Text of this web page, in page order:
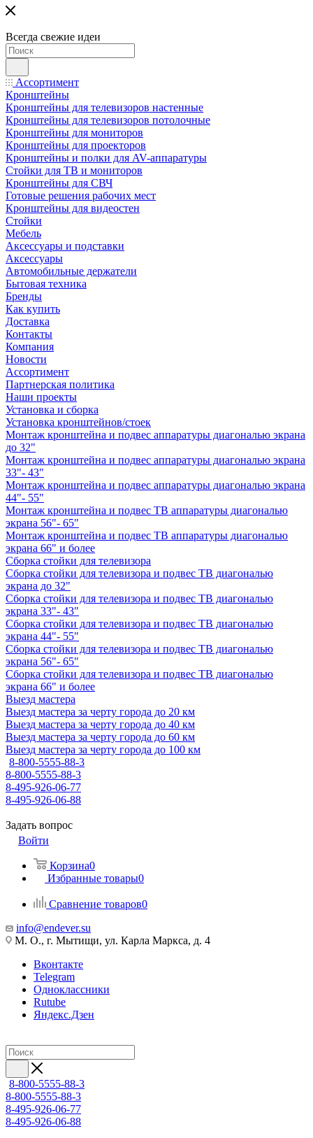
Всегда свежие идеи
Ассортимент
Кронштейны
Кронштейны для телевизоров настенные
Кронштейны для телевизоров потолочные
Кронштейны для мониторов
Кронштейны для проекторов
Кронштейны и полки для AV-аппаратуры
Стойки для ТВ и мониторов
Кронштейны для СВЧ
Готовые решения рабочих мест
Кронштейны для видеостен
Стойки
Мебель
Аксессуары и подставки
Аксессуары
Автомобильные держатели
Бытовая техника
Бренды
Как купить
Доставка
Контакты
Компания
Новости
Ассортимент
Партнерская политика
Наши проекты
Установка и сборка
Установка кронштейнов/стоек
Монтаж кронштейна и подвес аппаратуры диагональю экрана
до 32"
Монтаж кронштейна и подвес аппаратуры диагональю экрана
33"- 43"
Монтаж кронштейна и подвес аппаратуры диагональю экрана
44"- 55"
Монтаж кронштейна и подвес ТВ аппаратуры диагональю
экрана 56"- 65"
Монтаж кронштейна и подвес ТВ аппаратуры диагональю
экрана 66" и более
Сборка стойки для телевизора
Сборка стойки для телевизора и подвес ТВ диагональю
экрана до 32"
Сборка стойки для телевизора и подвес ТВ диагональю
экрана 33"- 43"
Сборка стойки для телевизора и подвес ТВ диагональю
экрана 44"- 55"
Сборка стойки для телевизора и подвес ТВ диагональю
экрана 56"- 65"
Сборка стойки для телевизора и подвес ТВ диагональю
экрана 66" и более
Выезд мастера
Выезд мастера за черту города до 20 км
Выезд мастера за черту города до 40 км
Выезд мастера за черту города до 60 км
Выезд мастера за черту города до 100 км
8-800-5555-88-3
8-800-5555-88-3
8-495-926-06-77
8-495-926-06-88
Задать вопрос
Войти
Корзина0
Избранные товары0
Сравнение товаров0
info@endever.su
М. О., г. Мытищи, ул. Карла Маркса, д. 4
Вконтакте
Telegram
Одноклассники
Rutube
Яндекс.Дзен
8-800-5555-88-3
8-800-5555-88-3
8-495-926-06-77
8-495-926-06-88